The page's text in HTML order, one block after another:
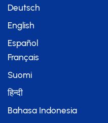
Deutsch
English
Español
Français
Suomi
हिन्दी
Bahasa Indonesia